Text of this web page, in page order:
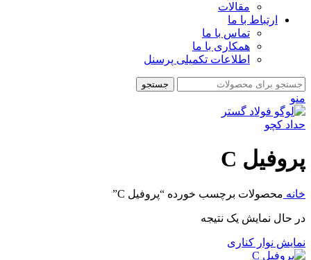
مقالات
ارتباط با ما
تماس با ما
همکاری با ما
اطلاعات تکمیلی پرسنل
جستجو
منو
پروفیل C
خانه محصولات برچسب خورده “پروفیل C”
در حال نمایش یک نتیجه
نمایش نوار کناری